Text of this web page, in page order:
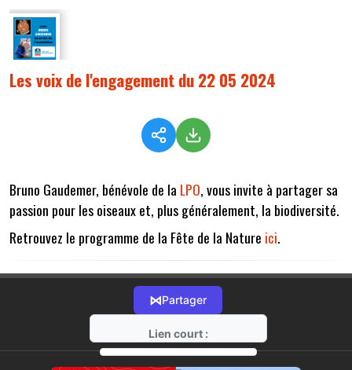
Les voix de l'engagement du 22 05 2024
Bruno Gaudemer, bénévole de la LPO, vous invite à partager sa
passion pour les oiseaux et, plus généralement, la biodiversité.
Retrouvez le programme de la Fête de la Nature ici.
⋈Partager
Lien court :
https://radio-g.fr?14640